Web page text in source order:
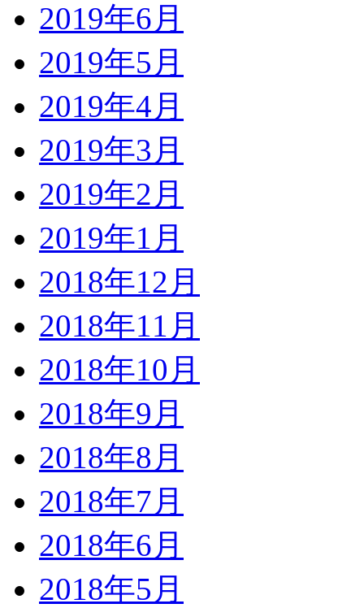
2019年6月
2019年5月
2019年4月
2019年3月
2019年2月
2019年1月
2018年12月
2018年11月
2018年10月
2018年9月
2018年8月
2018年7月
2018年6月
2018年5月